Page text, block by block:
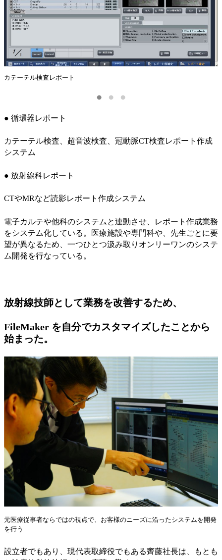
カテーテル検査レポート
● 循環器レポート
カテーテル検査、超音波検査、冠動脈CT検査レポート作成
システム
● 放射線科レポート
CTやMRなど読影レポート作成システム
電子カルテや他科のシステムと連動させ、レポート作成業務
をシステム化している。医療施設や専門科や、先生ごとに要
望が異なるため、一つひとつ汲み取りオンリーワンのシステ
ム開発を行なっている。
放射線技師として業務を改善するため、
FileMaker を自分でカスタマイズしたことから
始まった。
元医療従事者ならではの視点で、お客様のニーズに沿ったシステムを開発
を行う
設立者でもあり、現代表取締役でもある齊藤社長は、もとも